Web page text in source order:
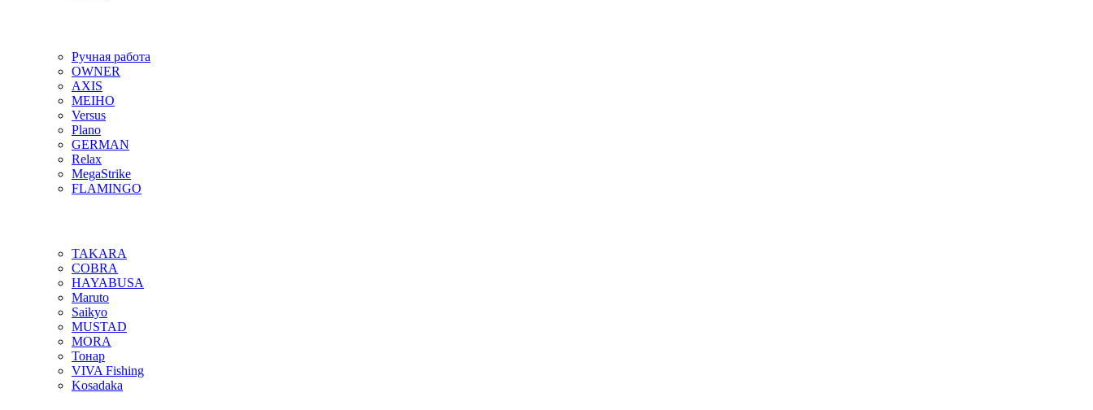
Ручная работа
OWNER
AXIS
MEIHO
Versus
Plano
GERMAN
Relax
MegaStrike
FLAMINGO
TAKARA
COBRA
HAYABUSA
Maruto
Saikyo
MUSTAD
MORA
Тонар
VIVA Fishing
Kosadaka